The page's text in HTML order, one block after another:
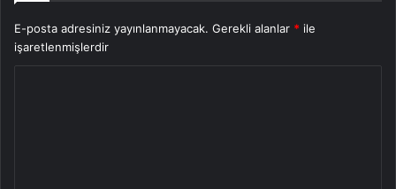
E-posta adresiniz yayınlanmayacak. Gerekli alanlar * ile
işaretlenmişlerdir